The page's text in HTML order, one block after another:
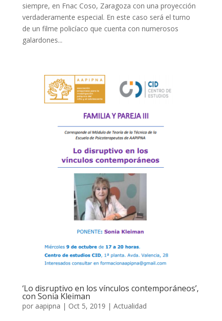
siempre, en Fnac Coso, Zaragoza con una proyección
verdaderamente especial. En este caso será el turno
de un filme policíaco que cuenta con numerosos
galardones...
‘Lo disruptivo en los vínculos contemporáneos’,
con Sonia Kleiman
por aapipna | Oct 5, 2019 | Actualidad